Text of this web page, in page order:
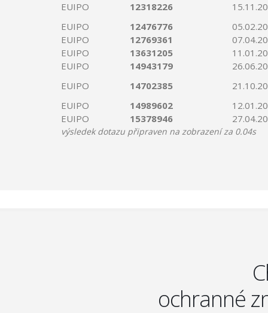
EUIPO
12318226
EUIPO
12476776
EUIPO
12769361
EUIPO
13631205
EUIPO
14943179
EUIPO
14702385
EUIPO
14989602
EUIPO
15378946
výsledek dotazu připraven na zobrazení za 0.04s
ochranné